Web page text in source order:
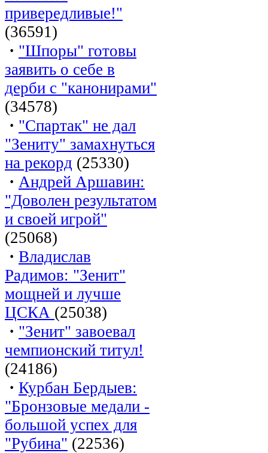
привередливые!"
(36591)
· "Шпоры" готовы
заявить о себе в
дерби с "канонирами"
(34578)
· "Спартак" не дал
"Зениту" замахнуться
на рекорд (25330)
· Андрей Аршавин:
"Доволен результатом
и своей игрой"
(25068)
· Владислав
Радимов: "Зенит"
мощней и лучше
ЦСКА (25038)
· "Зенит" завоевал
чемпионский титул!
(24186)
· Курбан Бердыев:
"Бронзовые медали -
большой успех для
"Рубина" (22536)